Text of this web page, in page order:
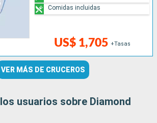
US$ 1,705 +Tasas
Comidas incluidas
VER MÁS DE CRUCEROS
usuarios sobre Diamond